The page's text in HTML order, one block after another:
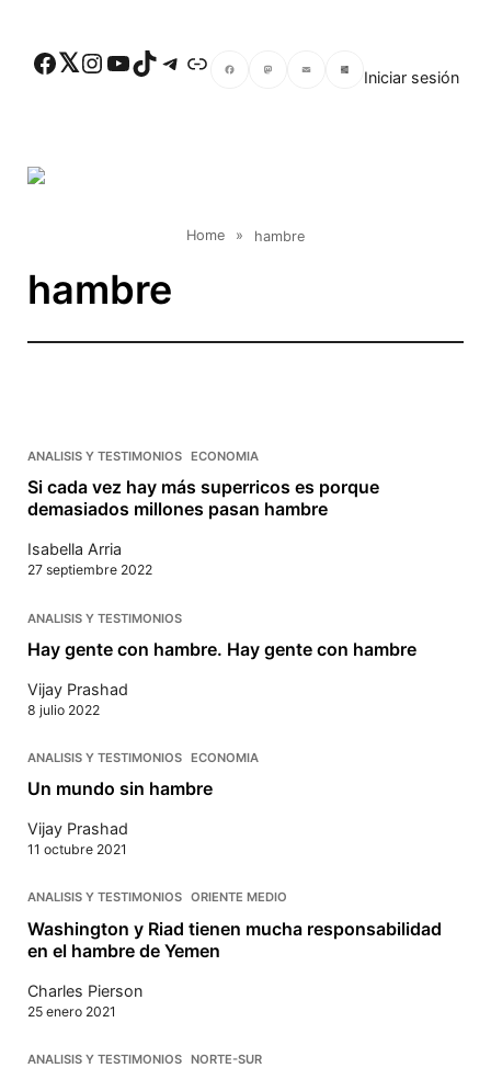
Facebook Twitter Instagram YouTube TikTok Telegram Enlace
Iniciar sesión
Home » hambre
hambre
ANALISIS Y TESTIMONIOS ECONOMIA
Si cada vez hay más superricos es porque
demasiados millones pasan hambre
Isabella Arria
27 septiembre 2022
ANALISIS Y TESTIMONIOS
Hay gente con hambre. Hay gente con hambre
Vijay Prashad
8 julio 2022
ANALISIS Y TESTIMONIOS ECONOMIA
Un mundo sin hambre
Vijay Prashad
11 octubre 2021
ANALISIS Y TESTIMONIOS ORIENTE MEDIO
Washington y Riad tienen mucha responsabilidad
en el hambre de Yemen
Charles Pierson
25 enero 2021
ANALISIS Y TESTIMONIOS NORTE-SUR